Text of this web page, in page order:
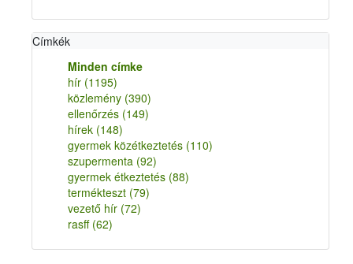
Címkék
Minden címke
hír (1195)
közlemény (390)
ellenőrzés (149)
hírek (148)
gyermek közétkeztetés (110)
szupermenta (92)
gyermek étkeztetés (88)
termékteszt (79)
vezető hír (72)
rasff (62)